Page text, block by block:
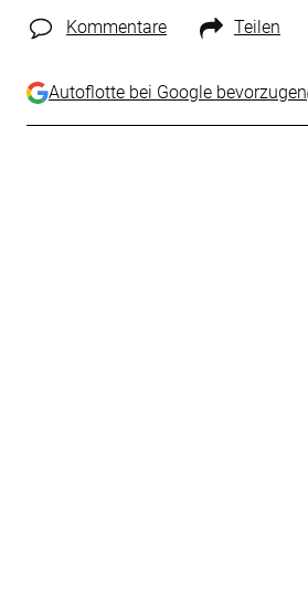
Kommentare Teilen
Autoflotte bei Google bevorzugen